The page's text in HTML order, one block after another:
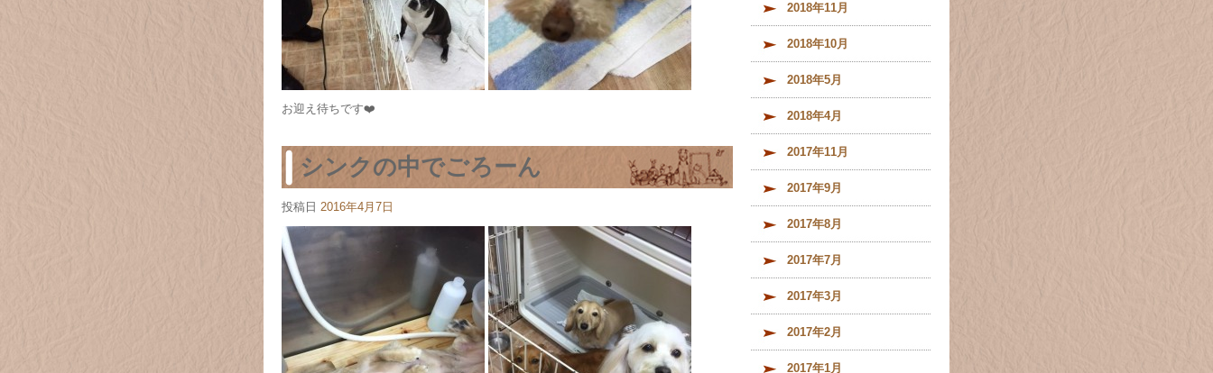
お迎え待ちです❤️
シンクの中でごろーん
投稿日 2016年4月7日
2018年11月
2018年10月
2018年5月
2018年4月
2017年11月
2017年9月
2017年8月
2017年7月
2017年3月
2017年2月
2017年1月